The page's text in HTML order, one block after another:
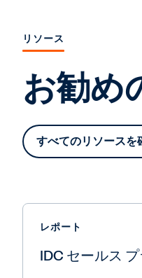
リソース
お勧め
すべてのリソースを
レポート
IDC セールス